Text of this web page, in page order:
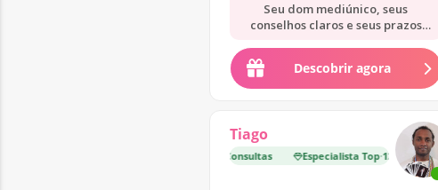
Seu dom mediúnico, seus
conselhos claros e seus prazos
Descobrir agora
Tiago
12 000 Consultas Especialista Top ·12 000 Consultas
Estrela Nascente